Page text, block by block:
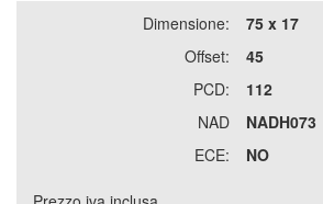
Dimensione:
75 x 17
Offset:
45
PCD:
112
NAD
NADH073
ECE:
NO